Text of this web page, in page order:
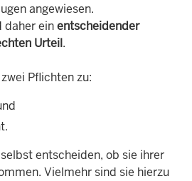
angewiesen.
daher einentscheidender
Urteil.
Pflichten zu:
entscheiden, ob sie ihrer
Vielmehr sind sie hierzu